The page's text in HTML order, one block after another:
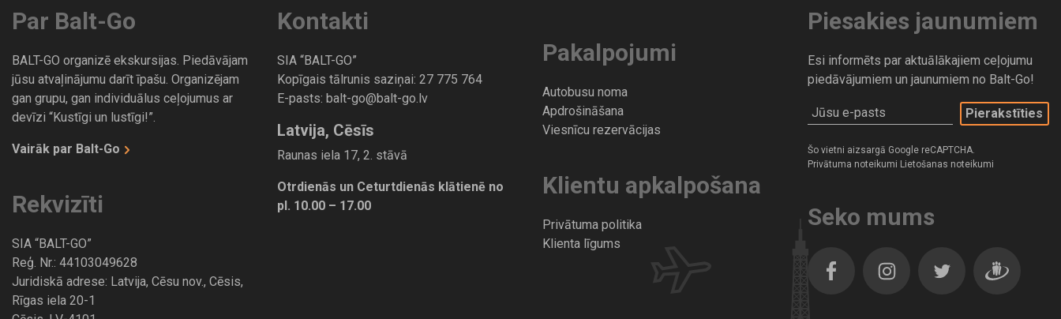
Par Balt-Go
BALT-GO organizē ekskursijas. Piedāvājam
jūsu atvaļinājumu darīt īpašu. Organizējam
gan grupu, gan individuālus ceļojumus ar
devīzi “Kustīgi un lustīgi!”.
Vairāk par Balt-Go
Rekvizīti
SIA “BALT-GO”
Reģ. Nr.: 44103049628
Juridiskā adrese: Latvija, Cēsu nov., Cēsis,
Rīgas iela 20-1
Kontakti
SIA “BALT-GO”
Kopīgais tālrunis saziņai: 27 775 764
E-pasts: balt-go@balt-go.lv
Latvija, Cēsīs
Raunas iela 17, 2. stāvā
Otrdienās un Ceturtdienās klātienē no
pl. 10.00 – 17.00
Pakalpojumi
Autobusu noma
Apdrošināšana
Viesnīcu rezervācijas
Klientu apkalpošana
Privātuma politika
Klienta līgums
Piesakies jaunumiem
Esi informēts par aktuālākajiem ceļojumu
piedāvājumiem un jaunumiem no Balt-Go!
Jūsu e-pasts
Šo vietni aizsargā Google reCAPTCHA.
Privātuma noteikumi Lietošanas noteikumi
Seko mums